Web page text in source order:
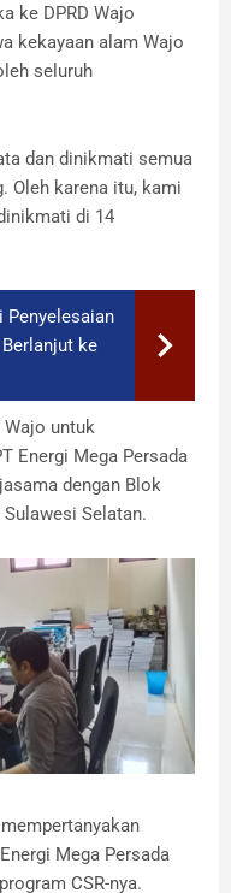
ke DPRD Wajo
kekayaan alam Wajo
seluruh
dan dinikmati semua
Oleh karena itu, kami
di 14
Penyelesaian
ke
Wajo untuk
Energi Mega Persada
dengan Blok
Sulawesi Selatan.
Mega Persada
CSR-nya.